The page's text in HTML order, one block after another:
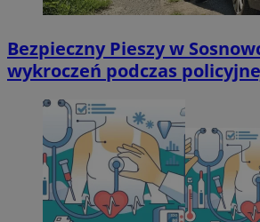
Bezpieczny Pieszy w
wykroczeń podczas